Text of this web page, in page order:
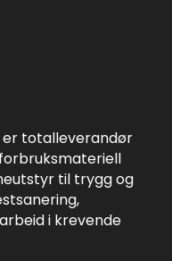
er totalleverandør
til trygg og
i krevende